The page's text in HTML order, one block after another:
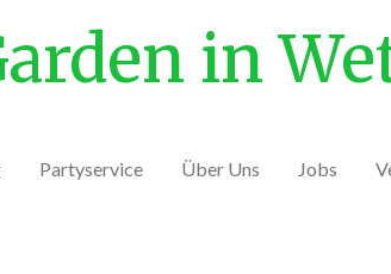
in
Partyservice Über Uns Jobs